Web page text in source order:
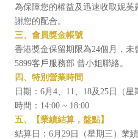
為保障您的權益及迅速收取妮
謝您的配合。
三、會員獎金帳號
香港獎金保留期限為24個月，
5899客戶服務部 曾小姐聯絡。
四、特別營業時間
日期：6月4、11、18及25日（星
時間：14:00 ~ 18:00
五、【業績結算，盤點】
結算日：6月29日（星期三）業